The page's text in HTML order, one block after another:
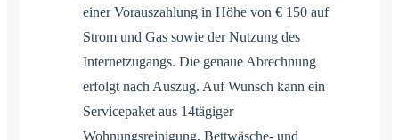
einer Vorauszahlung in Höhe von € 150 auf
Strom und Gas sowie der Nutzung des
Internetzugangs. Die genaue Abrechnung
erfolgt nach Auszug. Auf Wunsch kann ein
Servicepaket aus 14tägiger
Wohnungsreinigung, Bettwäsche- und